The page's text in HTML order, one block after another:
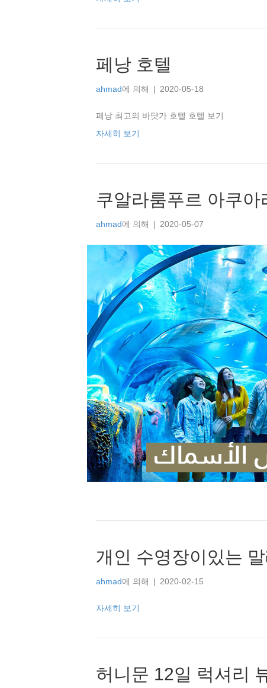
페낭 호텔
ahmad에 의해 | 2020-05-18
페낭 최고의 바닷가 호텔 호텔 보기
자세히 보기
쿠알라룸푸르 아쿠아
ahmad에 의해 | 2020-05-07
개인 수영장이있는
ahmad에 의해 | 2020-02-15
자세히 보기
허니문 12일 럭셔리